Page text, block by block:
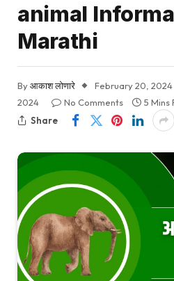
animal
Marathi
Byआकाश लोणारे February 20, 2024
2024
No Comments
5 Mins
Share